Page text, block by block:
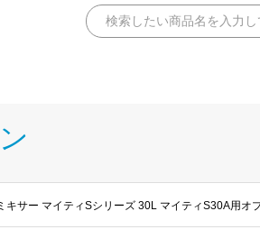
サー マイティSシリーズ 30L マイティS30A用オ